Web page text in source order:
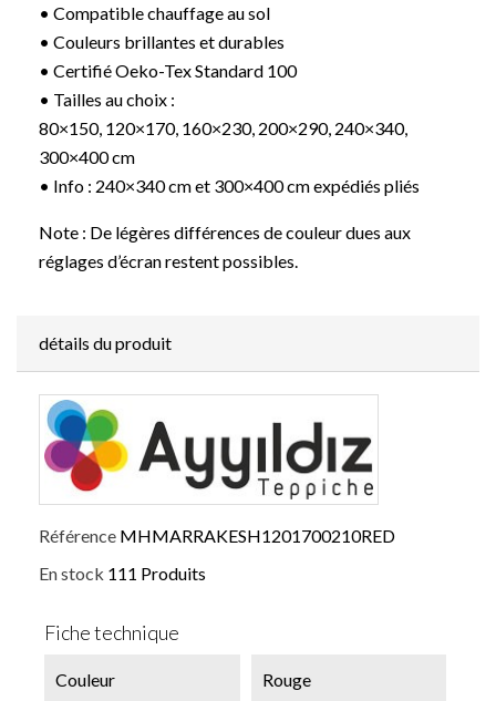
• Compatible chauffage au sol
• Couleurs brillantes et durables
• Certifié Oeko-Tex Standard 100
• Tailles au choix :
80×150, 120×170, 160×230, 200×290, 240×340,
300×400 cm
• Info : 240×340 cm et 300×400 cm expédiés pliés
Note : De légères différences de couleur dues aux
réglages d’écran restent possibles.
détails du produit
Référence MHMARRAKESH1201700210RED
En stock 111 Produits
Fiche technique
Couleur Rouge